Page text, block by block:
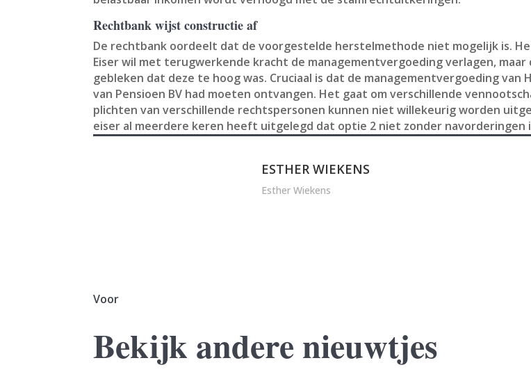
Rechtbank wijst constructie af
De rechtbank oordeelt dat de voorgestelde herstelmethode niet mogelijk is.
Eiser wil met terugwerkende kracht de managementvergoeding verlagen,
gebleken dat deze te hoog was. Cruciaal is dat de managementvergoeding
van Pensioen BV had moeten ontvangen. Het gaat om verschillende
plichten van verschillende rechtspersonen kunnen niet willekeurig worden
eiser al meerdere keren heeft uitgelegd dat optie 2 niet zonder navorderingen
ESTHER WIEKENS
Esther Wiekens
Voor
Bekijk andere nieuwtjes